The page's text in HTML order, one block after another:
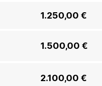
1.250,00 €
1.500,00 €
2.100,00 €